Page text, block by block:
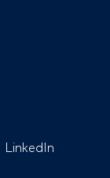
LinkedIn